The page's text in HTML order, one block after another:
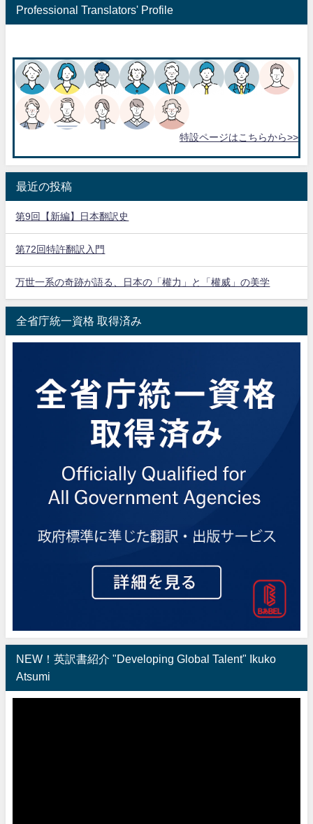
Professional Translators' Profile
特設ページはこちらから>>
最近の投稿
第9回【新編】日本翻訳史
第72回特許翻訳入門
万世一系の奇跡が語る、日本の「權力」と「權威」の美学
全省庁統一資格 取得済み
NEW！英訳書紹介 "Developing Global Talent" Ikuko
Atsumi